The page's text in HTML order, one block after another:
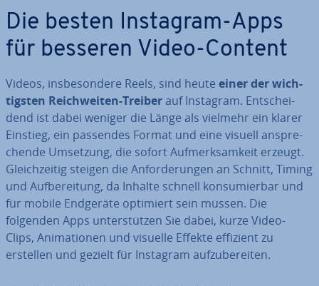
Die besten Instagram-Apps
für besseren Video-Content
Videos, ins­be­son­de­re Reels, sind heute einer der wich­
tigs­ten Reich­wei­ten-Treiberauf Instagram. Ent­schei­
dend ist dabei weniger die Länge als vielmehr ein klarer
Einstieg, ein passendes Format und eine visuell an­spre­
chen­de Umsetzung, die sofort Auf­merk­sam­keit erzeugt.
Gleich­zei­tig steigen die An­for­de­run­gen an Schnitt, Timing
und Auf­be­rei­tung, da Inhalte schnell kon­su­mier­bar und
für mobile Endgeräte optimiert sein müssen. Die
folgenden Apps un­ter­stüt­zen Sie dabei, kurze Video-
Clips, Ani­ma­tio­nen und visuelle Effekte effizient zu
erstellen und gezielt für Instagram auf­zu­be­rei­ten.